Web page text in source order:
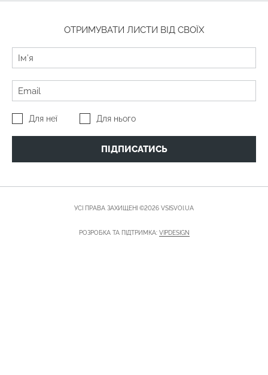
ОТРИМУВАТИ ЛИСТИ ВІД СВОЇХ
Для неї Для нього
ПІДПИСАТИСЬ
УСІ ПРАВА ЗАХИЩЕНІ ©2026 VSISVOI.UA
РОЗРОБКА ТА ПІДТРИМКА: VIPDESIGN